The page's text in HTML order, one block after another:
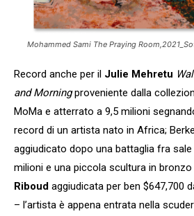
Mohammed Sami The Praying
Record anche per il Julie Mehretu
and Morningproveniente dalla
MoMa e atterrato a 9,5 milioni
record di un artista nato in Africa;
aggiudicato dopo una battaglia fra
milioni e una piccola scultura in bronzo
Riboud aggiudicata per ben $647,700
– l’artista è appena entrata nella